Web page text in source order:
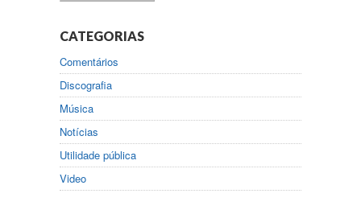
CATEGORIAS
Comentários
Discografia
Música
Notícias
Utilidade pública
Video